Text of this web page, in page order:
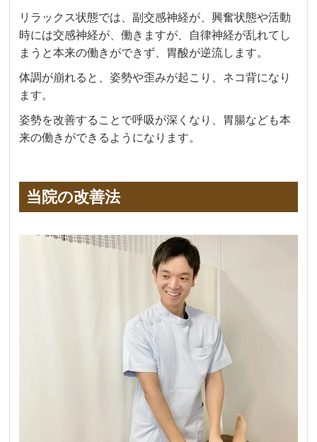
リラックス状態では、副交感神経が、興奮状態や活動
時には交感神経が、働きますが、自律神経が乱れてし
まうと本来の働きができず、胃酸が逆流します。
体調が崩れると、姿勢や歪みが起こり、ネコ背になり
ます。
姿勢を改善することで呼吸が深くなり、胃腸なども本
来の働きができるようになります。
当院の改善法